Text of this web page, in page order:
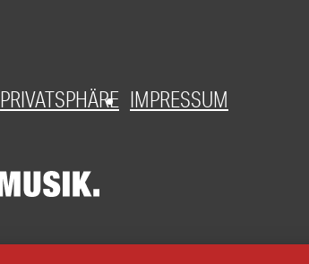
PRIVATSPHÄRE IMPRESSUM